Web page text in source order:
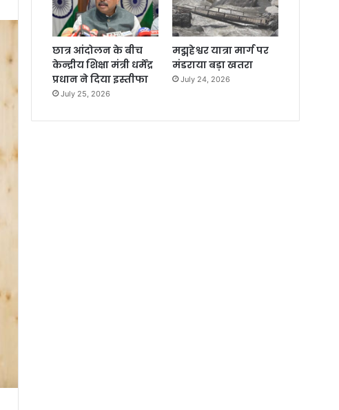
छात्र आंदोलन के बीच
केन्द्रीय शिक्षा मंत्री धर्मेंद्र
प्रधान ने दिया इस्तीफा
July 25, 2026
मद्महेश्वर यात्रा मार्ग पर
मंडराया बड़ा खतरा
July 24, 2026